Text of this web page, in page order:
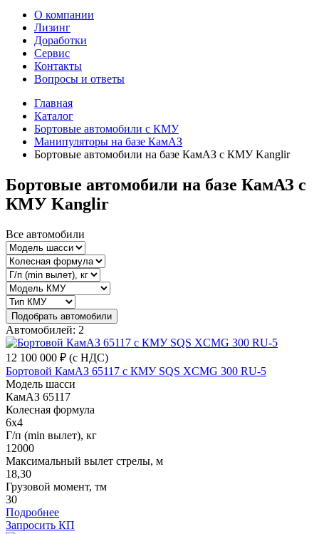
О компании
Лизинг
Доработки
Сервис
Контакты
Вопросы и ответы
Главная
Каталог
Бортовые автомобили с КМУ
Манипуляторы на базе КамАЗ
Бортовые автомобили на базе КамАЗ с КМУ Kanglir
Бортовые автомобили на базе КамАЗ с
КМУ Kanglir
Все автомобили
Подобрать автомобили
Автомобилей: 2
12 100 000 ₽ (с НДС)
Бортовой КамАЗ 65117 с КМУ SQS XCMG 300 RU-5
Модель шасси
КамАЗ 65117
Колесная формула
6x4
Г/п (min вылет), кг
12000
Максимальный вылет стрелы, м
18,30
Грузовой момент, тм
30
Подробнее
Запросить КП